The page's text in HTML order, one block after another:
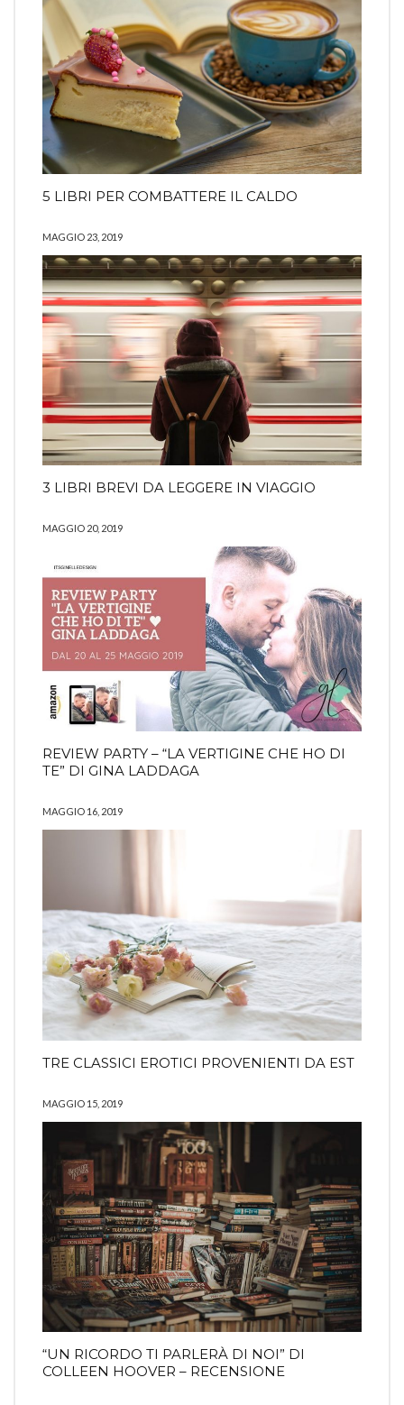
5 LIBRI PER COMBATTERE IL CALDO
MAGGIO 23, 2019
3 LIBRI BREVI DA LEGGERE IN VIAGGIO
MAGGIO 20, 2019
REVIEW PARTY – “LA VERTIGINE CHE HO DI
TE” DI GINA LADDAGA
MAGGIO 16, 2019
TRE CLASSICI EROTICI PROVENIENTI DA EST
MAGGIO 15, 2019
“UN RICORDO TI PARLERÀ DI NOI” DI
COLLEEN HOOVER – RECENSIONE